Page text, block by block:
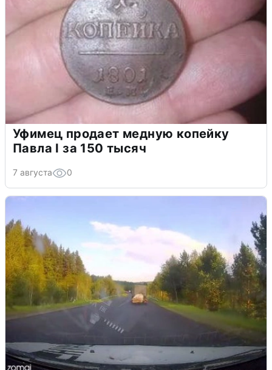
Уфимец продает медную копейку
Павла I за 150 тысяч
7 августа 0